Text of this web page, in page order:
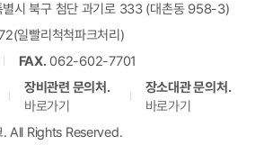
시 북구 첨단 과기로 333 (대촌동 958-3)
일빨리척척파크처리)
FAX.062-602-7701
장비관련 문의처.
바로가기
장소대관 문의처.
바로가기
All Rights Reserved.